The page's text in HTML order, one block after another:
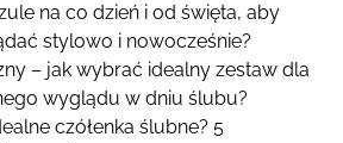
na co dzień i od święta, aby
stylowo i nowocześnie?
– jak wybrać idealny zestaw dla
wyglądu w dniu ślubu?
czółenka ślubne? 5